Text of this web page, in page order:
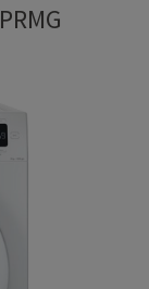
PRMG